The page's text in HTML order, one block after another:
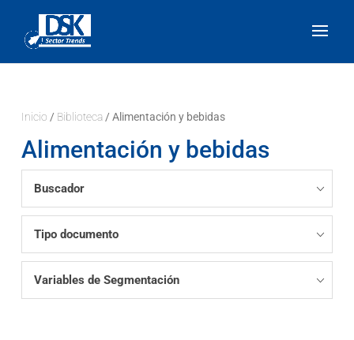
Inicio / Biblioteca/ Alimentación y bebidas
Alimentación y bebidas
Buscador
Tipo documento
Variables de Segmentación